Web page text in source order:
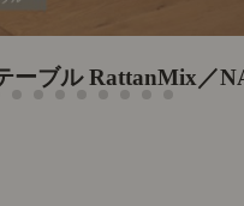
ーブル RattanMix／